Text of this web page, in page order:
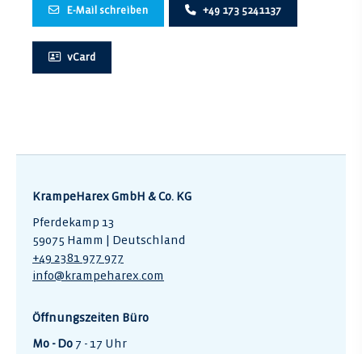
E-Mail schreiben +49 173 5241137
vCard
KrampeHarex GmbH & Co. KG
Pferdekamp 13
59075 Hamm | Deutschland
+49 2381 977 977
info@krampeharex.com
Öffnungszeiten Büro
Mo - Do 7 - 17 Uhr